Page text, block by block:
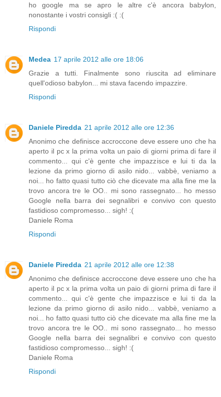
ho google ma se apro le altre c'è ancora babylon,
nonostante i vostri consigli :( :(
Rispondi
Medea 17 aprile 2012 alle ore 18:06
Grazie a tutti. Finalmente sono riuscita ad eliminare
quell'odioso babylon... mi stava facendo impazzire.
Rispondi
Daniele Piredda 21 aprile 2012 alle ore 12:36
Anonimo che definisce accroccone deve essere uno che ha
aperto il pc x la prima volta un paio di giorni prima di fare il
commento... qui c'è gente che impazzisce e lui ti da la
lezione da primo giorno di asilo nido... vabbè, veniamo a
noi... ho fatto quasi tutto ciò che dicevate ma alla fine me la
trovo ancora tre le OO.. mi sono rassegnato... ho messo
Google nella barra dei segnalibri e convivo con questo
fastidioso compromesso... sigh! :(
Daniele Roma
Rispondi
Daniele Piredda 21 aprile 2012 alle ore 12:38
Anonimo che definisce accroccone deve essere uno che ha
aperto il pc x la prima volta un paio di giorni prima di fare il
commento... qui c'è gente che impazzisce e lui ti da la
lezione da primo giorno di asilo nido... vabbè, veniamo a
noi... ho fatto quasi tutto ciò che dicevate ma alla fine me la
trovo ancora tre le OO.. mi sono rassegnato... ho messo
Google nella barra dei segnalibri e convivo con questo
fastidioso compromesso... sigh! :(
Daniele Roma
Rispondi